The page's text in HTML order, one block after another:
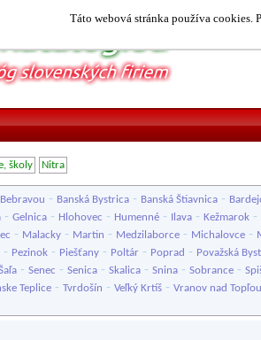
Táto webová stránka používa cookies.
školy Nitra
- Banská Bystrica - Banská Štiavnica -
- Gelnica - Hlohovec - Humenné - Ilava - Kežmarok -
- Malacky - Martin - Medzilaborce - Michalovce -
- Pezinok - Piešťany - Poltár - Poprad - Považská
- Senec - Senica - Skalica - Snina - Sobrance -
Teplice - Tvrdošín - Veľký Krtíš - Vranov nad Topľou